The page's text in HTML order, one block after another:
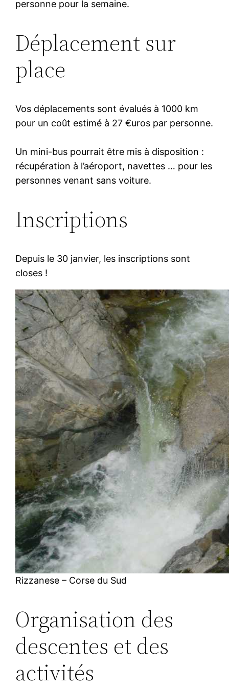
personne pour la semaine.
Déplacement sur
place
Vos déplacements sont évalués à 1000 km
pour un coût estimé à 27 €uros par personne.
Un mini-bus pourrait être mis à disposition :
récupération à l’aéroport, navettes … pour les
personnes venant sans voiture.
Inscriptions
Depuis le 30 janvier, les inscriptions sont
closes !
Rizzanese – Corse du Sud
Organisation des
descentes et des
activités